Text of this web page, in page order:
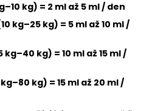
kg) = 2 ml až 5 ml / den
kg–25 kg) = 5 ml až 10 ml /
kg) = 10 ml až 15 ml /
kg) = 15 ml až 20 ml /